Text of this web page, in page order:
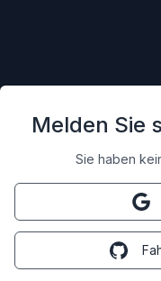
Melden Sie
Sie haben